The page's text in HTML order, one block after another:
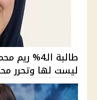
طالبة
ليست لها وتحرر